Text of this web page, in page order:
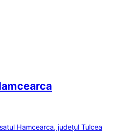
Hamcearca, județul Tulcea